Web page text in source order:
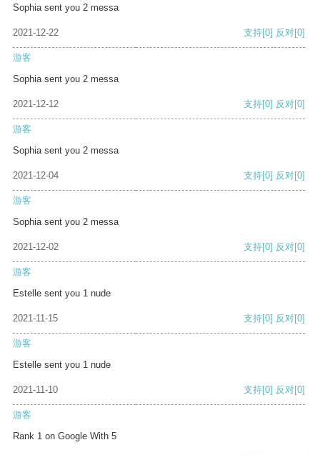
Sophia sent you 2 messa
2021-12-22 支持[0] 反对[0]
游客
Sophia sent you 2 messa
2021-12-12 支持[0] 反对[0]
游客
Sophia sent you 2 messa
2021-12-04 支持[0] 反对[0]
游客
Sophia sent you 2 messa
2021-12-02 支持[0] 反对[0]
游客
Estelle sent you 1 nude
2021-11-15 支持[0] 反对[0]
游客
Estelle sent you 1 nude
2021-11-10 支持[0] 反对[0]
游客
Rank 1 on Google With 5